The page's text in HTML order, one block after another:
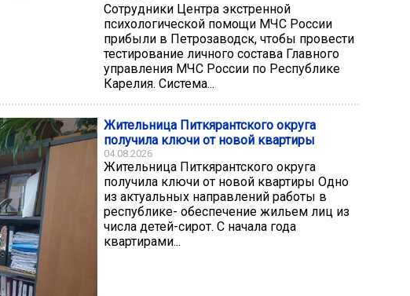
Сотрудники Центра экстренной
психологической помощи МЧС России
прибыли в Петрозаводск, чтобы провести
тестирование личного состава Главного
управления МЧС России по Республике
Карелия. Система...
Жительница Питкярантского округа
получила ключи от новой квартиры
04.08.2026
Жительница Питкярантского округа
получила ключи от новой квартиры Одно
из актуальных направлений работы в
республике- обеспечение жильем лиц из
числа детей-сирот. С начала года
квартирами...